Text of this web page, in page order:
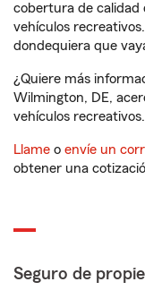
cobertura de calidad
vehículos
dondequiera que
¿Quiere más
Wilmington, DE,
vehículos recreativos.
Llame o envíe un
obtener una
Seguro de